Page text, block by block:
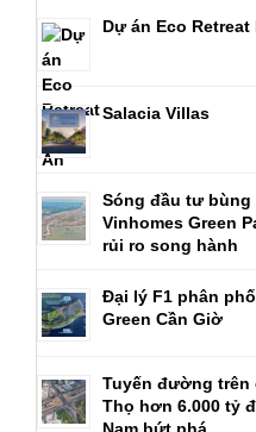
Dự án Eco Retreat
Salacia Villas
Sóng đầu tư bùng
Vinhomes Green
rủi ro song hành
Đại lý F1 phân
Green Cần Giờ
Tuyến đường trên
Thọ hơn 6.000 tỷ